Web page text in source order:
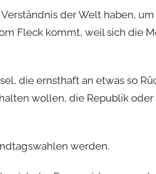
der Welt haben,
Fleck kommt, weil sich die
die ernsthaft an etwas so
wollen, die Republik oder
werden.